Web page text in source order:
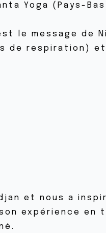
Yoga (Pays-
le message de
de respiration)
et nous a
expérience en